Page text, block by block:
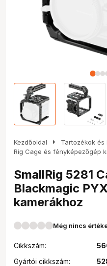
Kezdőoldal arrow_right Tartozékok és
Rig Cage és fényképezőgép
SmallRig 5281
Blackmagic
kamerákhoz
Még nincs
Cikkszám:
Gyártói cikkszám: